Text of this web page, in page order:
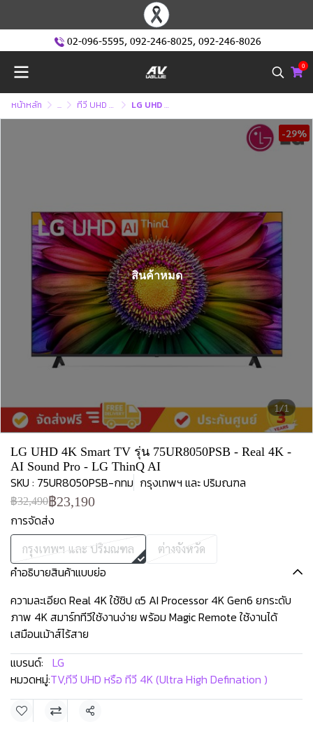
02-096-5595, 092-246-8025, 092-246-8026
0
หน้าหลัก ... ทีวี UHD หรือ ทีวี 4K (Ultra High Defination ) LG UHD 4K Smart TV รุ่น 75UR8050PSB - Real 4K - AI Sound Pro - LG ThinQ AI
1/1
-29%
สินค้าหมด
LG UHD 4K Smart TV รุ่น 75UR8050PSB - Real 4K -
AI Sound Pro - LG ThinQ AI
SKU : 75UR8050PSB-กทม กรุงเทพฯ และ ปริมณฑล
฿32,490฿23,190
การจัดส่ง
กรุงเทพฯ และ ปริมณฑล ต่างจังหวัด
คำอธิบายสินค้าแบบย่อ
ความละเอียด Real 4K ใช้ชิป α5 AI Processor 4K Gen6 ยกระดับ
ภาพ 4K สมาร์ททีวีใช้งานง่าย พร้อม Magic Remote ใช้งานได้
เสมือนเม้าส์ไร้สาย
แบรนด์: LG
หมวดหมู่:TV,ทีวี UHD หรือ ทีวี 4K (Ultra High Defination )
แชร์